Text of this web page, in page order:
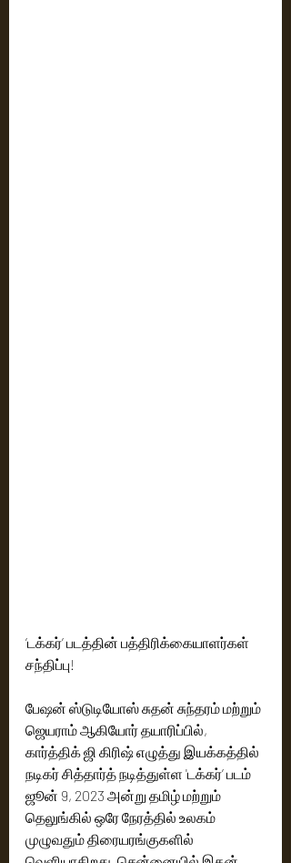
’டக்கர்’ படத்தின் பத்திரிக்கையாளர்கள்
சந்திப்பு!
பேஷன் ஸ்டுடியோஸ் சுதன் சுந்தரம் மற்றும்
ஜெயராம் ஆகியோர் தயாரிப்பில்,
கார்த்திக் ஜி கிரிஷ் எழுத்து இயக்கத்தில்
நடிகர் சித்தார்த் நடித்துள்ள 'டக்கர்’ படம்
ஜூன் 9, 2023 அன்று தமிழ் மற்றும்
தெலுங்கில் ஒரே நேரத்தில் உலகம்
முழுவதும் திரையரங்குகளில்